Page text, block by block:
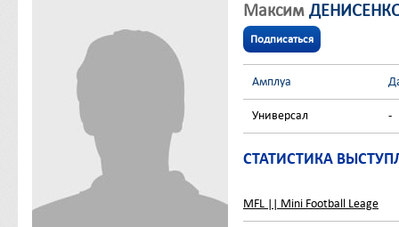
Максим
Подписаться
Амплуа
Универсал -
СТАТИСТИКА
MFL || Mini Football Leage